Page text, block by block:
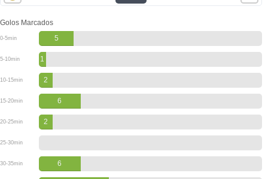
Golos Marcados
0-5min 5
5-10min 1
10-15min 2
15-20min 6
20-25min 2
25-30min
30-35min 6